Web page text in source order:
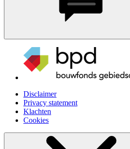
Disclaimer
Privacy statement
Klachten
Cookies